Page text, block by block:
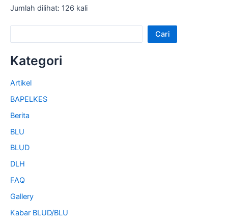
Jumlah dilihat: 126 kali
Cari
Kategori
Artikel
BAPELKES
Berita
BLU
BLUD
DLH
FAQ
Gallery
Kabar BLUD/BLU